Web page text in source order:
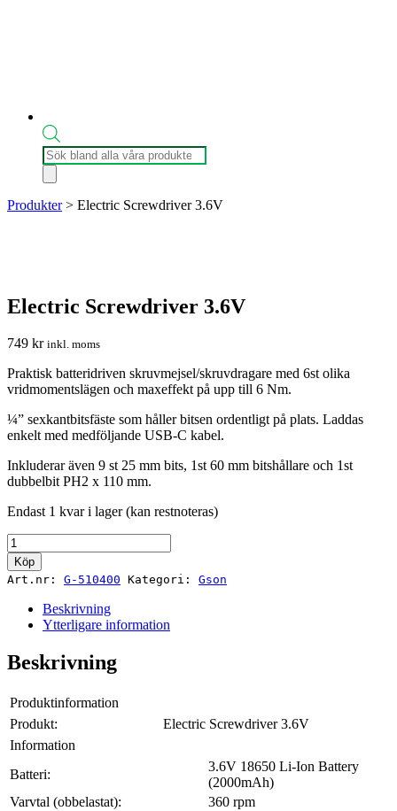
Produktsökning
Produkter> Electric Screwdriver 3.6V
Electric Screwdriver 3.6V
749 kr inkl. moms
Praktisk batteridriven skruvmejsel/skruvdragare med 6st olika
vridmomentslägen och maxeffekt på upp till 6 Nm.
¼” sexkantbitsfäste som håller bitsen ordentligt på plats. Laddas
enkelt med medföljande USB-C kabel.
Inkluderar även 9 st 25 mm bits, 1st 60 mm bitshållare och 1st
dubbelbit PH2 x 110 mm.
Endast 1 kvar i lager (kan restnoteras)
Electric
Screwdriver
3.6V
Köp
Art.nr: G-510400 Kategori: Gson
Beskrivning
Ytterligare information
Beskrivning
Produktinformation
Produkt:
Electric Screwdriver 3.6V
Information
Batteri:
3.6V 18650 Li-Ion Battery
(2000mAh)
Varvtal (obbelastat):
360 rpm